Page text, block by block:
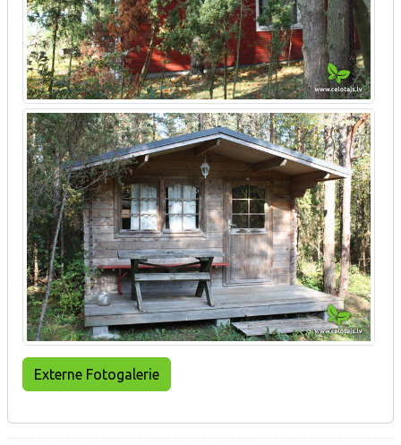
Externe Fotogalerie